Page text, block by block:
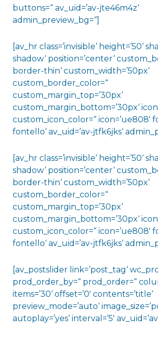
buttons=“ av_uid=’av-jte46m4z‘
admin_preview_bg=“]
[av_hr class=’invisible‘ height=’50‘
shadow‘ position=’center‘
border-thin‘ custom_width=’50px‘
custom_border_color=“
custom_margin_top=’30px‘
custom_margin_bottom=’30px‘
custom_icon_color=“ icon=’ue808′
fontello‘ av_uid=’av-jtfk6jks‘
[av_hr class=’invisible‘ height=’50‘
shadow‘ position=’center‘
border-thin‘ custom_width=’50px‘
custom_border_color=“
custom_margin_top=’30px‘
custom_margin_bottom=’30px‘
custom_icon_color=“ icon=’ue808′
fontello‘ av_uid=’av-jtfk6jks‘
[av_postslider link=’post_tag‘
prod_order_by=“ prod_order=“
items=’30‘ offset=’0′ contents=’title‘
preview_mode=’auto‘
autoplay=’yes‘ interval=’5′